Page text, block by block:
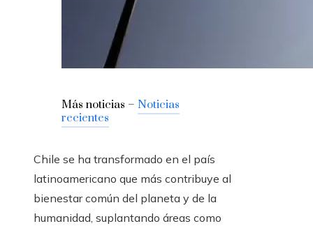
Más noticias – Noticias
recientes
Chile se ha transformado en el país
latinoamericano que más contribuye al
bienestar común del planeta y de la
humanidad, suplantando áreas como